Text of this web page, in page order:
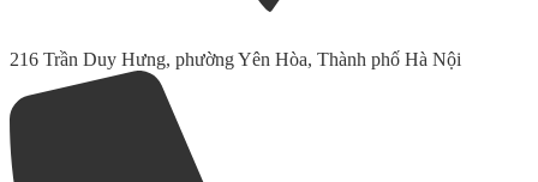
216 Trần Duy Hưng, phường Yên Hòa, Thành phố Hà Nội